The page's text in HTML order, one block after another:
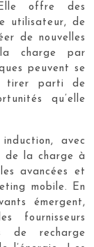
offre des
utilisateur, de
de nouvelles
charge par
peuvent se
tirer parti de
qu’elle
avec
de la charge à
avancées et
mobile. En
émergent,
fournisseurs
de recharge